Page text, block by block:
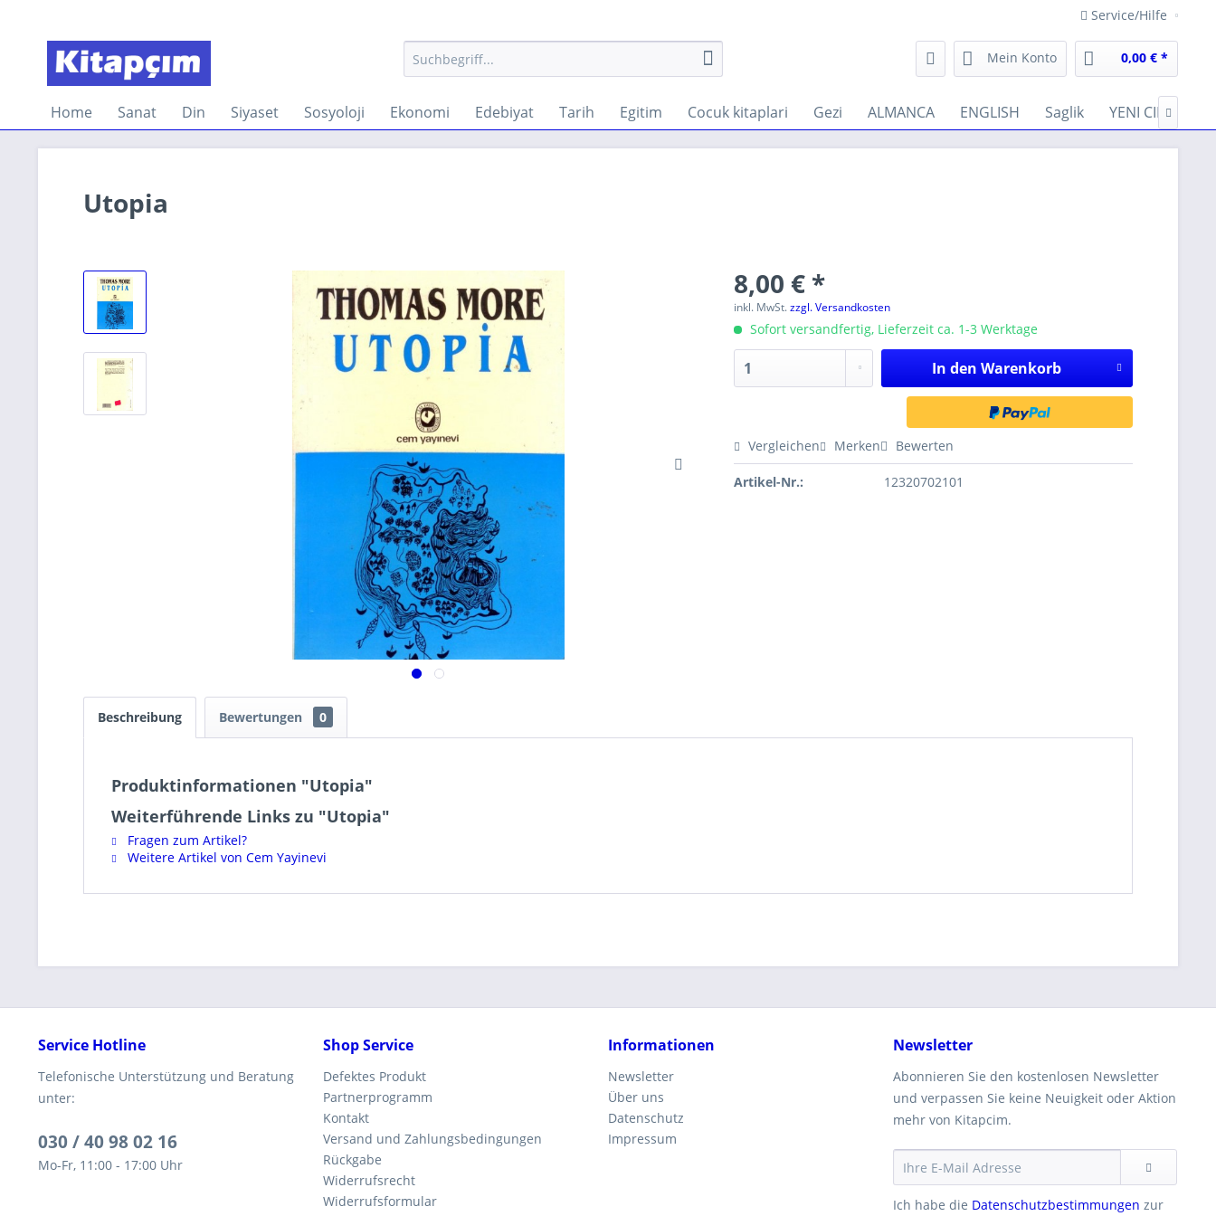
Service/Hilfe
Mein Konto 0,00 € *
Home Sanat Din Siyaset Sosyoloji Ekonomi Edebiyat Tarih Egitim Cocuk kitaplari Gezi ALMANCA ENGLISH Saglik YENI CIKANLAR

Utopia
8,00 € *
inkl. MwSt.zzgl. Versandkosten
Sofort versandfertig, Lieferzeit ca. 1-3 Werktage
In den Warenkorb
Vergleichen Merken Bewerten
Artikel-Nr.: 12320702101
Beschreibung Bewertungen 0
Produktinformationen "Utopia"
Weiterführende Links zu "Utopia"
Fragen zum Artikel?
Weitere Artikel von Cem Yayinevi
Service Hotline
Telefonische Unterstützung und Beratung
unter:
030 / 40 98 02 16
Mo-Fr, 11:00 - 17:00 Uhr
Shop Service
Defektes Produkt
Partnerprogramm
Kontakt
Versand und Zahlungsbedingungen
Rückgabe
Widerrufsrecht
Widerrufsformular
Informationen
Newsletter
Über uns
Datenschutz
Impressum
Newsletter
Abonnieren Sie den kostenlosen Newsletter
und verpassen Sie keine Neuigkeit oder Aktion
mehr von Kitapcim.
Ich habe die Datenschutzbestimmungen zur